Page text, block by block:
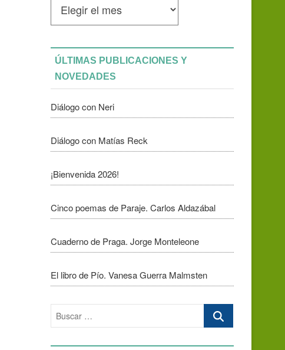
mensuales
ÚLTIMAS PUBLICACIONES Y
NOVEDADES
Diálogo con Neri
Diálogo con Matías Reck
¡Bienvenida 2026!
Cinco poemas de Paraje. Carlos Aldazábal
Cuaderno de Praga. Jorge Monteleone
El libro de Pío. Vanesa Guerra Malmsten
Buscar